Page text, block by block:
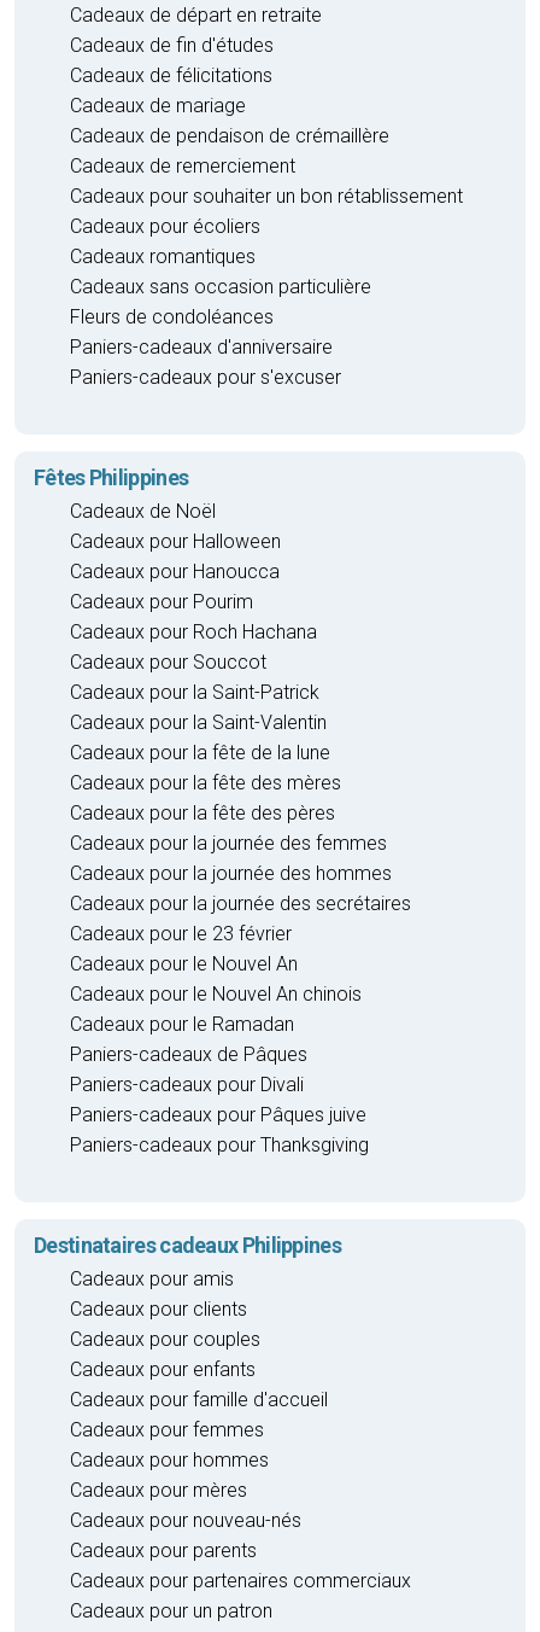
Cadeaux de départ en retraite
Cadeaux de fin d'études
Cadeaux de félicitations
Cadeaux de mariage
Cadeaux de pendaison de crémaillère
Cadeaux de remerciement
Cadeaux pour souhaiter un bon rétablissement
Cadeaux pour écoliers
Cadeaux romantiques
Cadeaux sans occasion particulière
Fleurs de condoléances
Paniers-cadeaux d'anniversaire
Paniers-cadeaux pour s'excuser
Fêtes Philippines
Cadeaux de Noël
Cadeaux pour Halloween
Cadeaux pour Hanoucca
Cadeaux pour Pourim
Cadeaux pour Roch Hachana
Cadeaux pour Souccot
Cadeaux pour la Saint-Patrick
Cadeaux pour la Saint-Valentin
Cadeaux pour la fête de la lune
Cadeaux pour la fête des mères
Cadeaux pour la fête des pères
Cadeaux pour la journée des femmes
Cadeaux pour la journée des hommes
Cadeaux pour la journée des secrétaires
Cadeaux pour le 23 février
Cadeaux pour le Nouvel An
Cadeaux pour le Nouvel An chinois
Cadeaux pour le Ramadan
Paniers-cadeaux de Pâques
Paniers-cadeaux pour Divali
Paniers-cadeaux pour Pâques juive
Paniers-cadeaux pour Thanksgiving
Destinataires cadeaux Philippines
Cadeaux pour amis
Cadeaux pour clients
Cadeaux pour couples
Cadeaux pour enfants
Cadeaux pour famille d'accueil
Cadeaux pour femmes
Cadeaux pour hommes
Cadeaux pour mères
Cadeaux pour nouveau-nés
Cadeaux pour parents
Cadeaux pour partenaires commerciaux
Cadeaux pour un patron